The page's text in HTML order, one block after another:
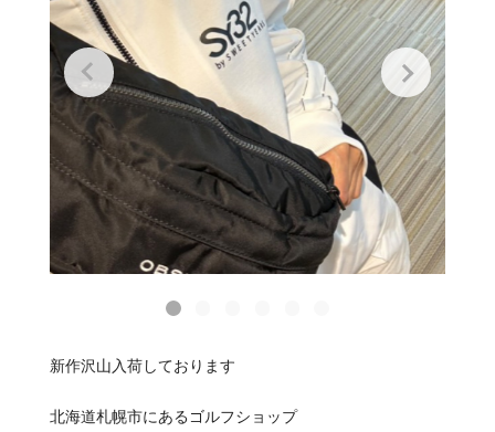
新作沢山入荷しております
北海道札幌市にあるゴルフショップ